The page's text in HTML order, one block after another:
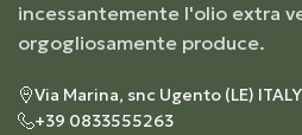
incessantemente l'olio extra
orgogliosamente produce.
Via Marina, snc Ugento (LE) ITALY
+39 0833555263